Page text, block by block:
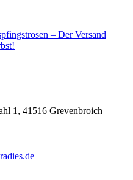
– Der Versand
1, 41516 Grevenbroich